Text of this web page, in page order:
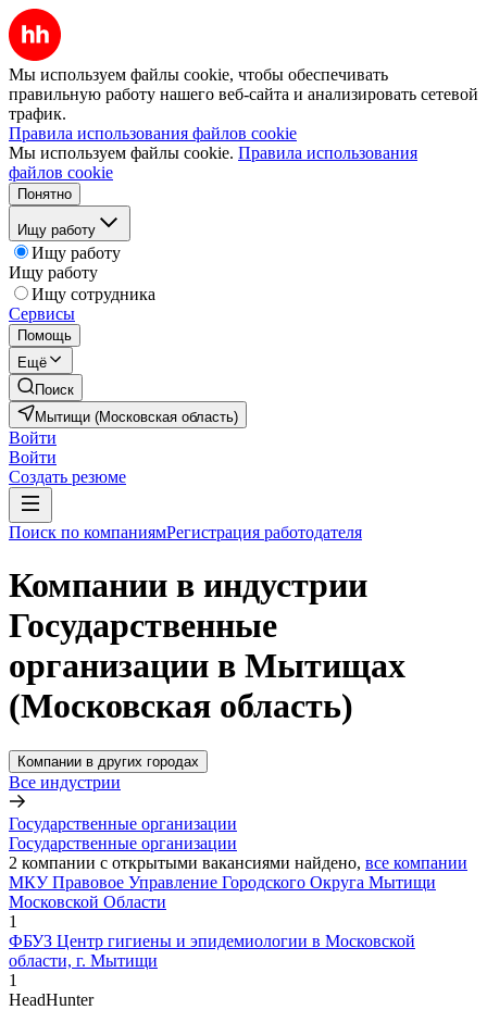
Мы используем файлы cookie, чтобы обеспечивать
правильную работу нашего веб-сайта и анализировать сетевой
трафик.
Правила использования файлов cookie
Мы используем файлы cookie. Правила использования
файлов cookie
Понятно
Ищу работу
Ищу работу
Ищу работу
Ищу сотрудника
Сервисы
Помощь
Ещё
Поиск
Мытищи (Московская область)
Войти
Войти
Создать резюме
Поиск по компаниямРегистрация работодателя
Компании в индустрии
Государственные
организации в Мытищах
(Московская область)
Компании в других городах
Все индустрии
Государственные организации
Государственные организации
2 компании с открытыми вакансиями найдено, все компании
МКУ Правовое Управление Городского Округа Мытищи
Московской Области
1
ФБУЗ Центр гигиены и эпидемиологии в Московской
области, г. Мытищи
1
HeadHunter